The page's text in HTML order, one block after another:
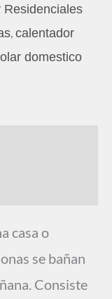
Residenciales
, calentador
domestico
casa o
se bañan
Consiste